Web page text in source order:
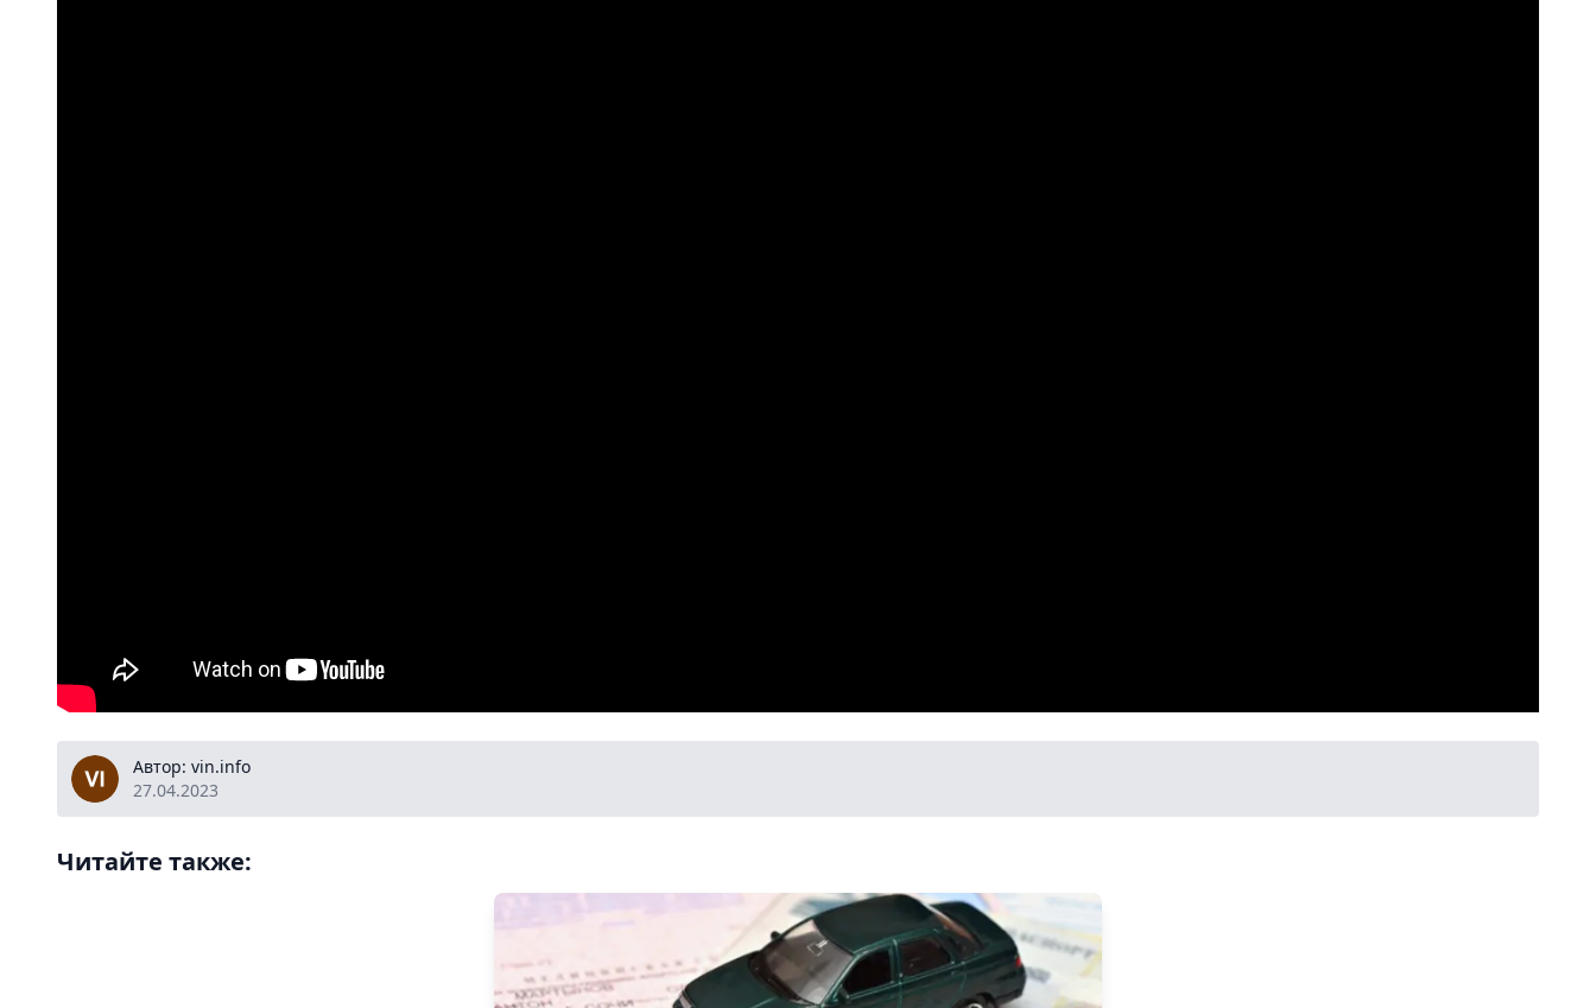
vin.infoАвтор: vin.info
27.04.2023
Читайте также: